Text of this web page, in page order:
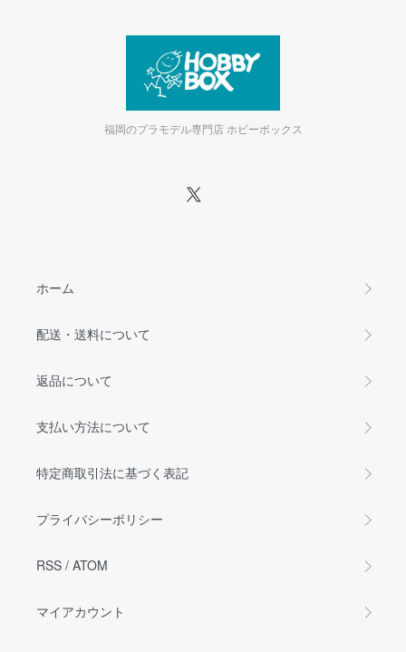
福岡のプラモデル専門店 ホビーボックス
ホーム
配送・送料について
返品について
支払い方法について
特定商取引法に基づく表記
プライバシーポリシー
RSS / ATOM
マイアカウント